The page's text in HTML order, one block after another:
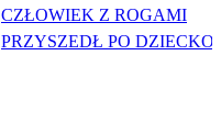
CZŁOWIEK Z ROGAMI
PRZYSZEDŁ PO DZIECKO